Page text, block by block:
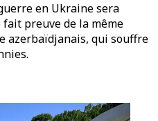
en Ukraine sera
preuve de la même
azerbaïdjanais, qui souffre